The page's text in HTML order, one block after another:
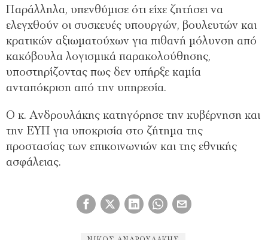
Παράλληλα, υπενθύμισε ότι είχε ζητήσει να
ελεγχθούν οι συσκευές υπουργών, βουλευτών και
κρατικών αξιωματούχων για πιθανή μόλυνση από
κακόβουλα λογισμικά παρακολούθησης,
υποστηρίζοντας πως δεν υπήρξε καμία
ανταπόκριση από την υπηρεσία.
Ο κ. Ανδρουλάκης κατηγόρησε την κυβέρνηση και
την ΕΥΠ για υποκρισία στο ζήτημα της
προστασίας των επικοινωνιών και της εθνικής
ασφάλειας.